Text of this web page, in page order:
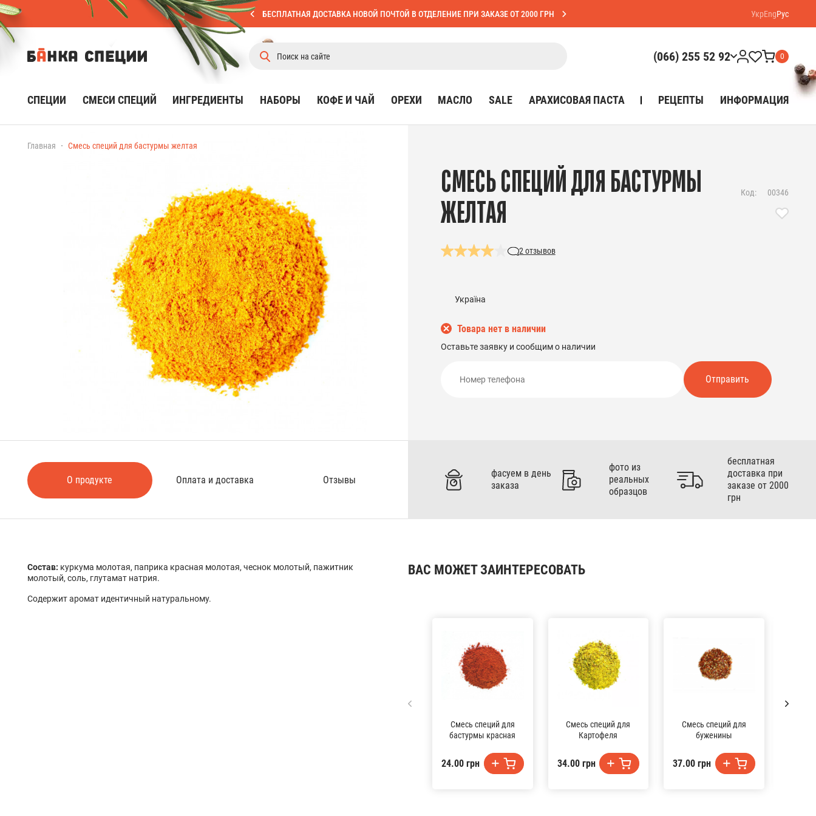
БЕСПЛАТНАЯ ДОСТАВКА НОВОЙ ПОЧТОЙ В ОТДЕЛЕНИЕ ПРИ ЗАКАЗЕ ОТ 2000 ГРН УкрEngРус
(066) 255 52 92 0
СПЕЦИИ СМЕСИ СПЕЦИЙ ИНГРЕДИЕНТЫ НАБОРЫ КОФЕ И ЧАЙ ОРЕХИ МАСЛО SALE АРАХИСОВАЯ ПАСТА РЕЦЕПТЫ ИНФОРМАЦИЯ
Главная Смесь специй для бастурмы желтая
СМЕСЬ СПЕЦИЙ ДЛЯ БАСТУРМЫ
ЖЕЛТАЯ
2 отзывов
Код: 00346
Україна
Товара нет в наличии
Оставьте заявку и сообщим о наличии
Отправить
О продукте Оплата и доставка Отзывы
фасуем в день
заказа
фото из
реальных
образцов
бесплатная
доставка при
заказе от 2000
грн
Состав: куркума молотая, паприка красная молотая, чеснок молотый, пажитник
молотый, соль, глутамат натрия.
Содержит аромат идентичный натуральному.
ВАС МОЖЕТ ЗАИНТЕРЕСОВАТЬ
Смесь специй для
бастурмы красная
24.00 грн
Смесь специй для
Картофеля
34.00 грн
Смесь специй для
буженины
37.00 грн